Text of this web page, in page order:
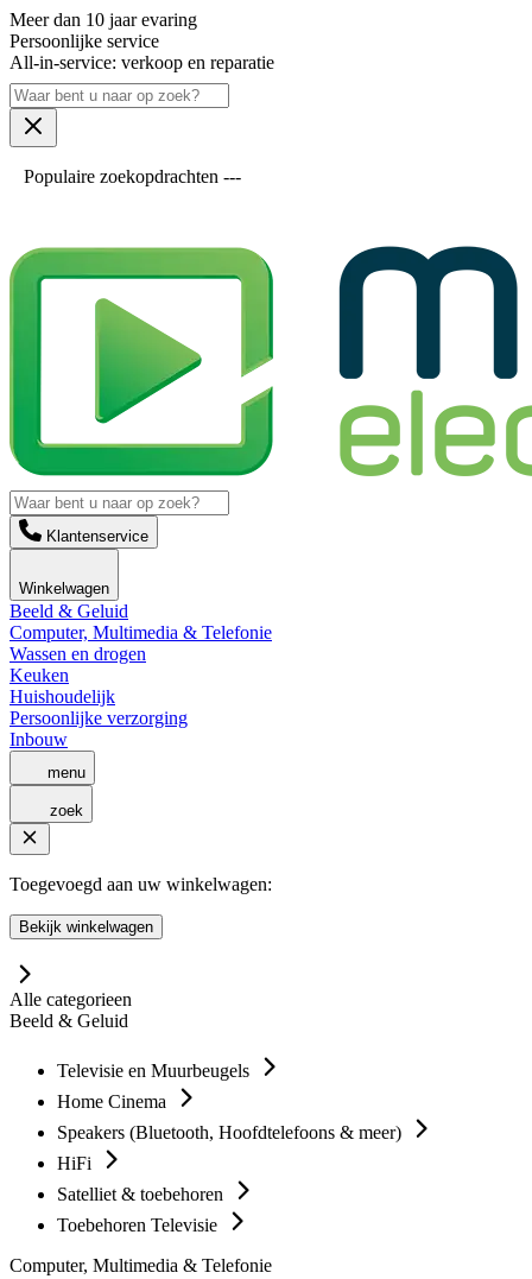
Meer dan 10 jaar evaring
Persoonlijke service
All-in-service: verkoop en reparatie
Populaire zoekopdrachten ---
Klantenservice
Winkelwagen
Beeld & Geluid
Computer, Multimedia & Telefonie
Wassen en drogen
Keuken
Huishoudelijk
Persoonlijke verzorging
Inbouw
menu
zoek
Toegevoegd aan uw winkelwagen:
Bekijk winkelwagen
Alle categorieen
Beeld & Geluid
Televisie en Muurbeugels
Home Cinema
Speakers (Bluetooth, Hoofdtelefoons & meer)
HiFi
Satelliet & toebehoren
Toebehoren Televisie
Computer, Multimedia & Telefonie